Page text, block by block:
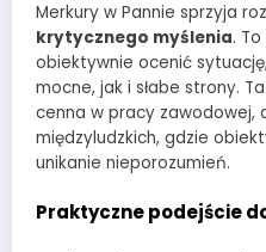
Merkury w Pannie sprzyja
krytycznego myślenia.
obiektywnie ocenić
mocne, jak i słabe strony.
cenna w pracy zawodowej,
międzyludzkich, gdzie
unikanie nieporozumień.
Praktyczne podejście